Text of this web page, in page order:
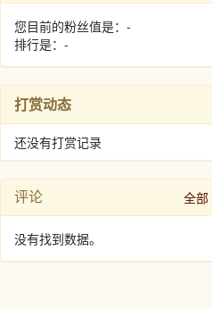
您目前的粉丝值是：-
排行是：-
打赏动态
还没有打赏记录
评论 全部
没有找到数据。